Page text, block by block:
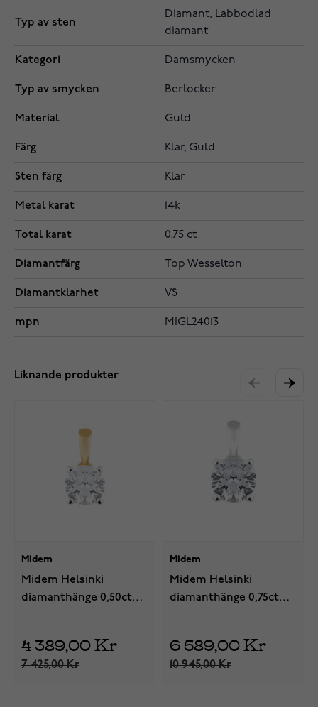
Typ av sten
Diamant, Labbodlad
diamant
Kategori Damsmycken
Typ av smycken Berlocker
Material Guld
Färg Klar, Guld
Sten färg Klar
Metal karat 14k
Total karat 0.75 ct
Diamantfärg Top Wesselton
Diamantklarhet VS
mpn MIGL24013
Liknande produkter
Midem
Midem Helsinki
diamanthänge 0,50ct
4 389,00 Kr
7 425,00 Kr
Midem
Midem Helsinki
diamanthänge 0,75ct
6 589,00 Kr
10 945,00 Kr